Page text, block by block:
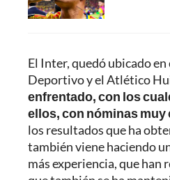
El Inter, quedó ubicado
Deportivo y el Atlético
enfrentado, con los
ellos, con nóminas
los resultados que ha
también viene haciendo
más experiencia, que han